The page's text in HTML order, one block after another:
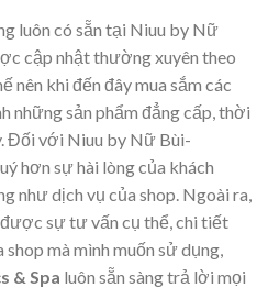
luôn có sẵn tại Niuu by Nữ
cập nhật thường xuyên theo
khi đến đây mua sắm các
những sản phẩm đẳng cấp, thời
Đối với Niuu by Nữ Bùi-
hơn sự hài lòng của khách
như dịch vụ của shop. Ngoài ra,
được sự tư vấn cụ thể, chi tiết
mà mình muốn sử dụng,
& Spa luôn sẵn sàng trả lời mọi